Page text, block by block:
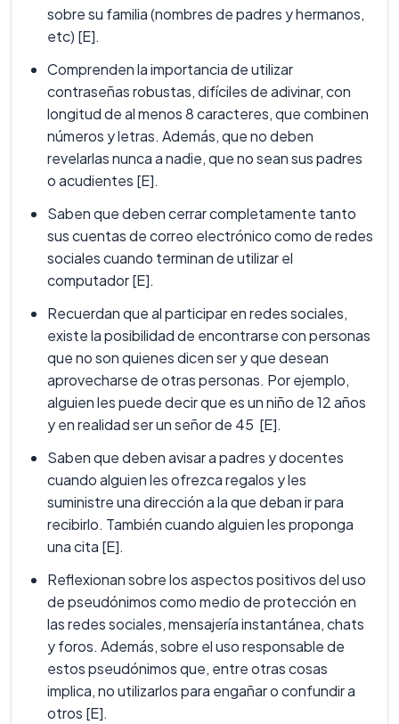
sobre su familia (nombres de padres y hermanos,
etc) [E].
Comprenden la importancia de utilizar
contraseñas robustas, difíciles de adivinar, con
longitud de al menos 8 caracteres, que combinen
números y letras. Además, que no deben
revelarlas nunca a nadie, que no sean sus padres
o acudientes [E].
Saben que deben cerrar completamente tanto
sus cuentas de correo electrónico como de redes
sociales cuando terminan de utilizar el
computador [E].
Recuerdan que al participar en redes sociales,
existe la posibilidad de encontrarse con personas
que no son quienes dicen ser y que desean
aprovecharse de otras personas. Por ejemplo,
alguien les puede decir que es un niño de 12 años
y en realidad ser un señor de 45 [E].
Saben que deben avisar a padres y docentes
cuando alguien les ofrezca regalos y les
suministre una dirección a la que deban ir para
recibirlo. También cuando alguien les proponga
una cita [E].
Reflexionan sobre los aspectos positivos del uso
de pseudónimos como medio de protección en
las redes sociales, mensajería instantánea, chats
y foros. Además, sobre el uso responsable de
estos pseudónimos que, entre otras cosas
implica, no utilizarlos para engañar o confundir a
otros [E].